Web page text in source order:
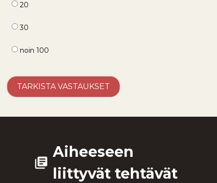
20
30
noin 100
library_books
Aiheeseen
liittyvät tehtävät